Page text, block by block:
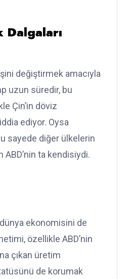
Dalgaları
değiştirmek amacıyla
uzun süredir, bu
Çin’in döviz
ediyor. Oysa
sayede diğer ülkelerin
ABD’nin ta kendisiydi.
ekonomisini de
özellikle ABD’nin
çıkan üretim
de korumak